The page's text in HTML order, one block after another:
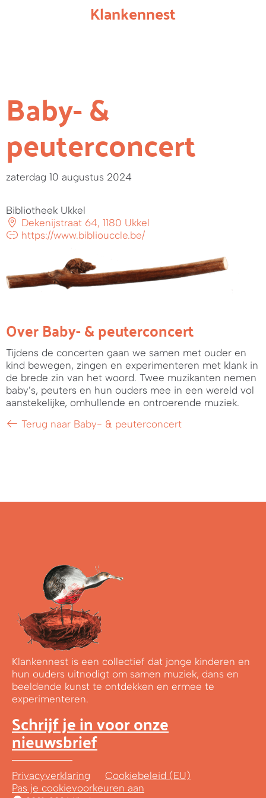
Klankennest
Baby- &
peuterconcert
zaterdag 10 augustus 2024
Bibliotheek Ukkel
Dekenijstraat 64, 1180 Ukkel
https://www.bibliouccle.be/
Over Baby- & peuterconcert
Tijdens de concerten gaan we samen met ouder en
kind bewegen, zingen en experimenteren met klank in
de brede zin van het woord. Twee muzikanten nemen
baby’s, peuters en hun ouders mee in een wereld vol
aanstekelijke, omhullende en ontroerende muziek.
Terug naar Baby- & peuterconcert
Klankennest is een collectief dat jonge kinderen en
hun ouders uitnodigt om samen muziek, dans en
beeldende kunst te ontdekken en ermee te
experimenteren.
Schrijf je in voor onze
nieuwsbrief
Privacyverklaring
Cookiebeleid (EU)
Pas je cookievoorkeuren aan